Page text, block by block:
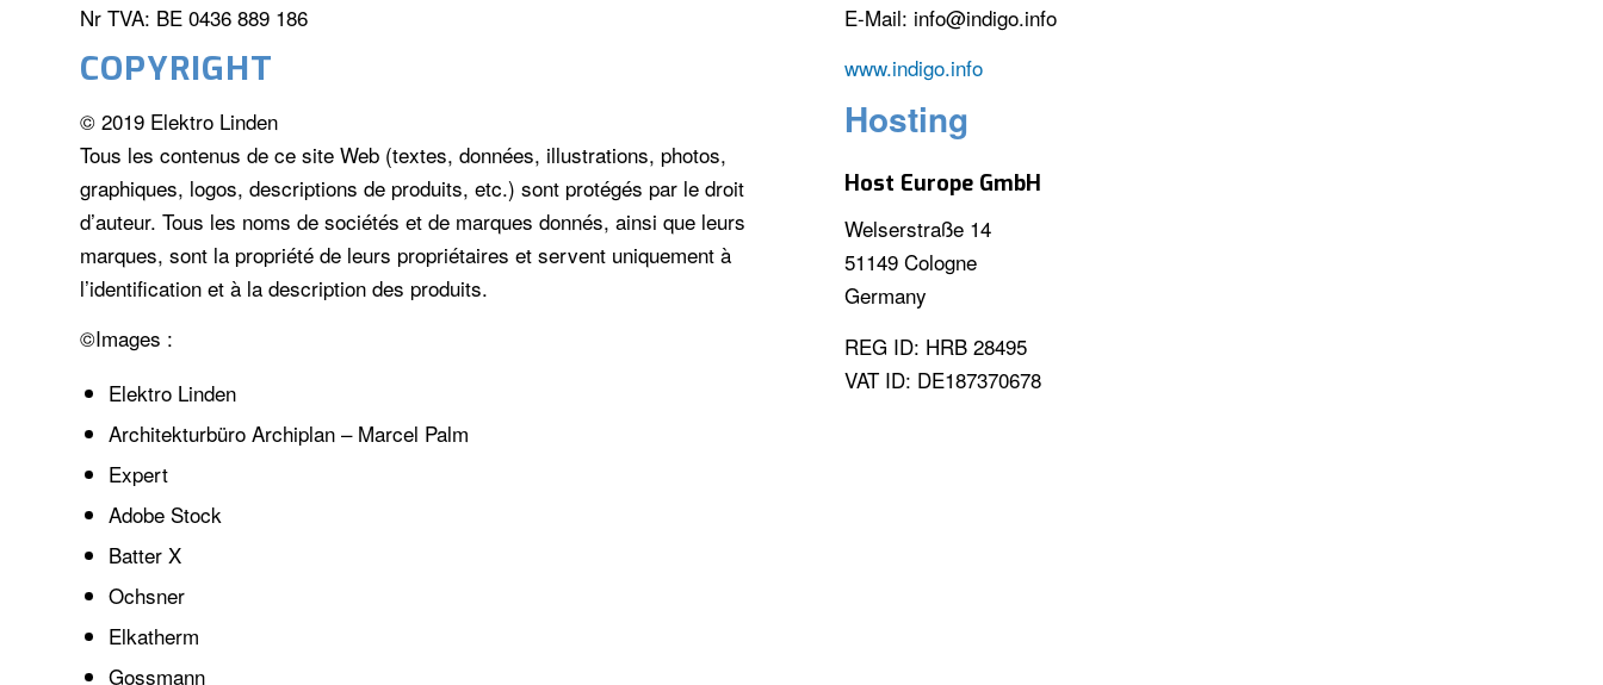
Nr TVA: BE 0436 889 186
COPYRIGHT
© 2019 Elektro Linden
Tous les contenus de ce site Web (textes, données, illustrations, photos,
graphiques, logos, descriptions de produits, etc.) sont protégés par le droit
d’auteur. Tous les noms de sociétés et de marques donnés, ainsi que leurs
marques, sont la propriété de leurs propriétaires et servent uniquement à
l’identification et à la description des produits.
©Images :
Elektro Linden
Architekturbüro Archiplan – Marcel Palm
Expert
Adobe Stock
Batter X
Ochsner
Elkatherm
Gossmann
E-Mail: info@indigo.info
www.indigo.info
Hosting
Host Europe GmbH
Welserstraße 14
51149 Cologne
Germany
REG ID: HRB 28495
VAT ID: DE187370678